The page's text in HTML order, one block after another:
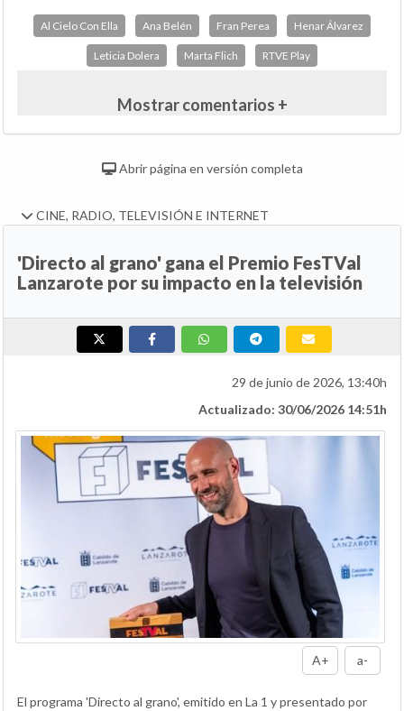
Al Cielo Con Ella Ana Belén Fran Perea Henar Álvarez
Leticia Dolera Marta Flich RTVE Play
Mostrar comentarios +
Abrir página en versión completa
CINE, RADIO, TELEVISIÓN E INTERNET
'Directo al grano' gana el Premio FesTVal
Lanzarote por su impacto en la televisión
29 de junio de 2026, 13:40h
Actualizado: 30/06/2026 14:51h
A+ a-
El programa 'Directo al grano', emitido en La 1 y presentado por